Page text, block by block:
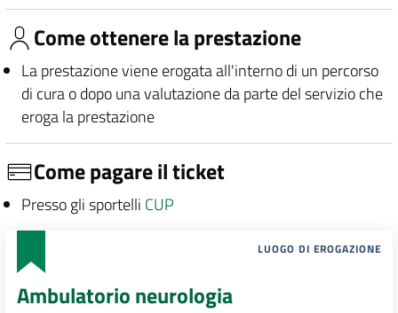
Come ottenere la prestazione
La prestazione viene erogata all'interno di un percorso
di cura o dopo una valutazione da parte del servizio che
eroga la prestazione
Come pagare il ticket
Presso gli sportelli CUP
LUOGO DI EROGAZIONE
Ambulatorio neurologia